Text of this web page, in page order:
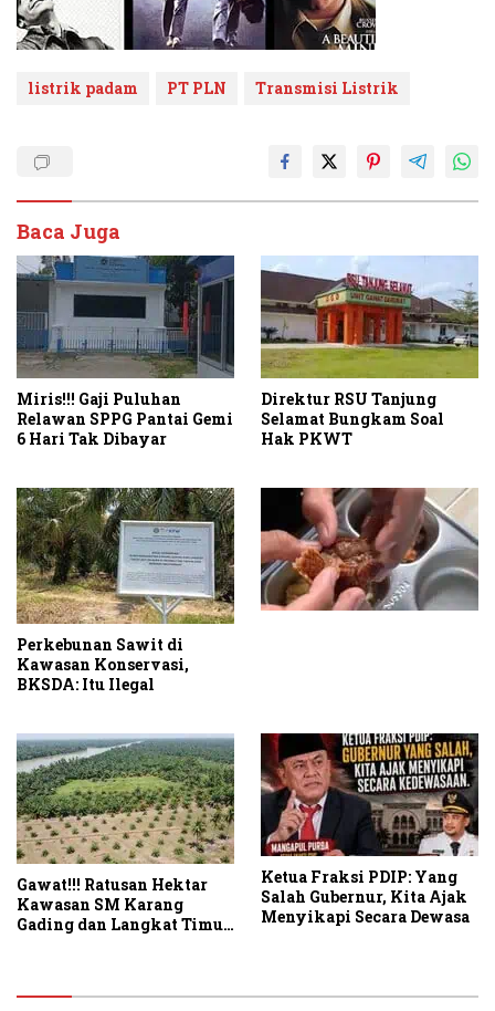
listrik padam PT PLN Transmisi Listrik
Baca Juga
Miris!!! Gaji Puluhan
Relawan SPPG Pantai Gemi
6 Hari Tak Dibayar
Direktur RSU Tanjung
Selamat Bungkam Soal
Hak PKWT
Perkebunan Sawit di
Kawasan Konservasi,
BKSDA: Itu Ilegal
Gawat!!! Ratusan Hektar
Kawasan SM Karang
Gading dan Langkat Timur
Ketua Fraksi PDIP: Yang
Salah Gubernur, Kita Ajak
Menyikapi Secara Dewasa